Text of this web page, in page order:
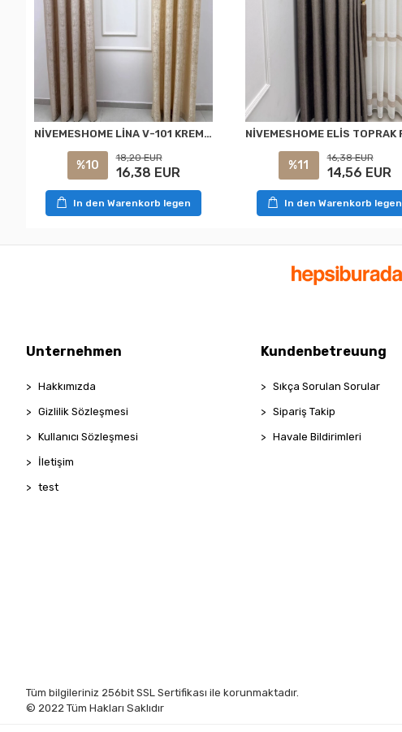
NİVEMESHOME LİNA V-101 KREM 1/3 PİLELİ FON PERDE
%10
18,20 EUR
16,38 EUR
In den Warenkorb legen
%11
16,38 EUR
14,56 EUR
In den Warenkorb legen
Unternehmen
Hakkımızda
Gizlilik Sözleşmesi
Kullanıcı Sözleşmesi
İletişim
test
Kundenbetreuung
Sıkça Sorulan Sorular
Sipariş Takip
Havale Bildirimleri
Tüm bilgileriniz 256bit SSL Sertifikası ile korunmaktadır.
© 2022 Tüm Hakları Saklıdır